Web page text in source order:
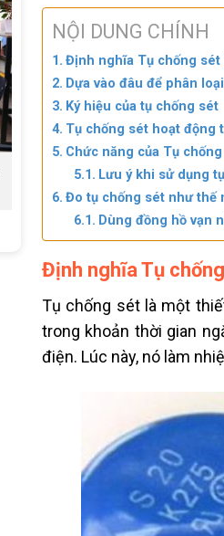
NỘI DUNG CHÍNH
Định nghĩa Tụ chống sét
Dựa vào đâu để phân
Ký hiệu của tụ chống sét
Tụ chống sét hoạt động
Chức năng của Tụ
Lưu ý khi sử dụng
Đo tụ chống sét như thế
Dùng đồng hồ vạn
Định nghĩa Tụ
Tụ chống sét là một
trong khoản thời gian
điện. Lúc này, nó làm